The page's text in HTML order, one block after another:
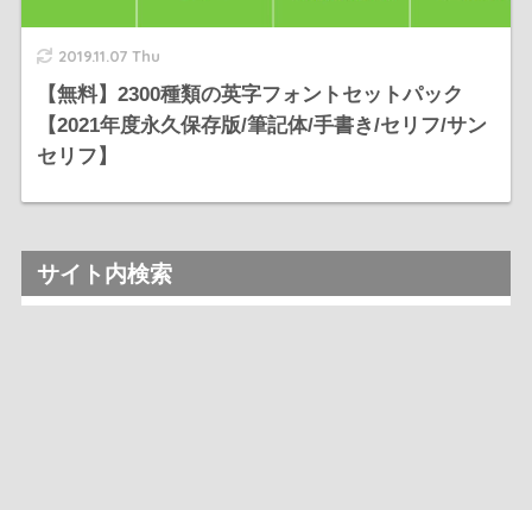
2019.11.07 Thu
【無料】2300種類の英字フォントセットパック
【2021年度永久保存版/筆記体/手書き/セリフ/サン
セリフ】
サイト内検索